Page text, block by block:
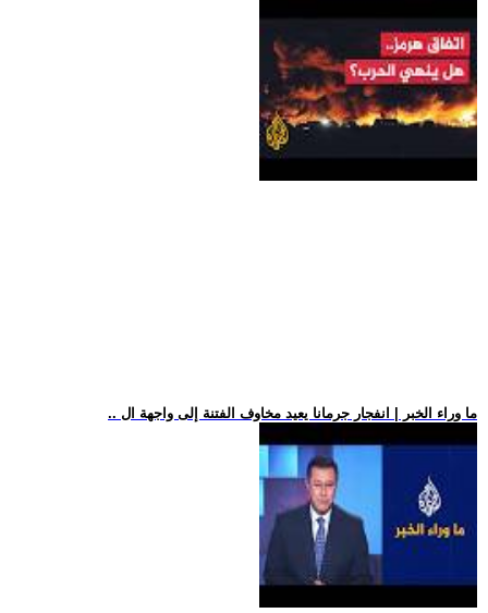
.. ما وراء الخبر | انفجار جرمانا يعيد مخاوف الفتنة إلى واجهة ال